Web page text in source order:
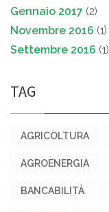
Gennaio 2017 (2)
Novembre 2016 (1)
Settembre 2016 (1)
TAG
AGRICOLTURA
AGROENERGIA
BANCABILITÀ